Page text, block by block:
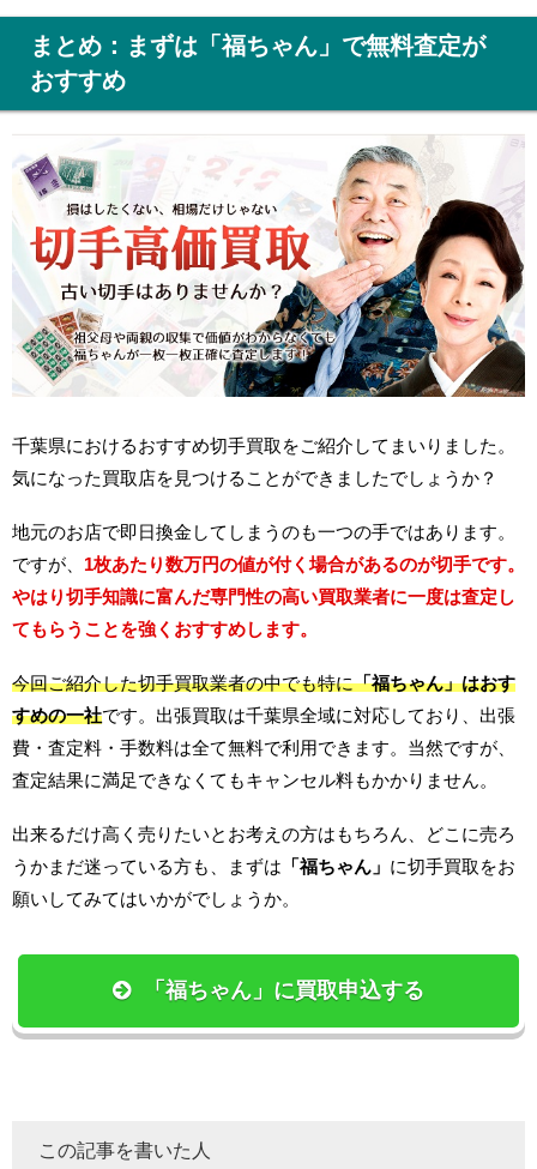
まとめ：まずは「福ちゃん」で無料査定が
おすすめ
千葉県におけるおすすめ切手買取をご紹介してまいりました。
気になった買取店を見つけることができましたでしょうか？
地元のお店で即日換金してしまうのも一つの手ではあります。
ですが、 1枚あたり数万円の値が付く場合があるのが切手です。
やはり切手知識に富んだ専門性の高い買取業者に一度は査定し
てもらうことを強くおすすめします。
今回ご紹介した切手買取業者の中でも特に「福ちゃん」はおす
すめの一社です。出張買取は千葉県全域に対応しており、出張
費・査定料・手数料は全て無料で利用できます。当然ですが、
査定結果に満足できなくてもキャンセル料もかかりません。
出来るだけ高く売りたいとお考えの方はもちろん、どこに売ろ
うかまだ迷っている方も、まずは 「福ちゃん」 に切手買取をお
願いしてみてはいかがでしょうか。
「福ちゃん」に買取申込する
この記事を書いた人